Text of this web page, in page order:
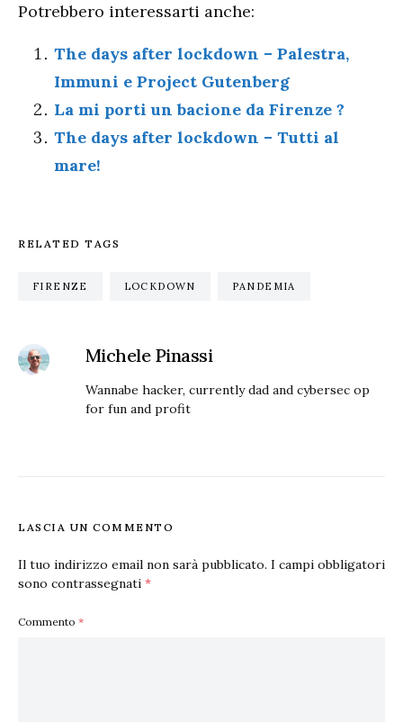
Potrebbero interessarti anche:
The days after lockdown – Palestra,
Immuni e Project Gutenberg
La mi porti un bacione da Firenze ?
The days after lockdown – Tutti al
mare!
RELATED TAGS
FIRENZE LOCKDOWN PANDEMIA
Michele Pinassi
Wannabe hacker, currently dad and cybersec op
for fun and profit
LASCIA UN COMMENTO
Il tuo indirizzo email non sarà pubblicato. I campi obbligatori
sono contrassegnati *
Commento *